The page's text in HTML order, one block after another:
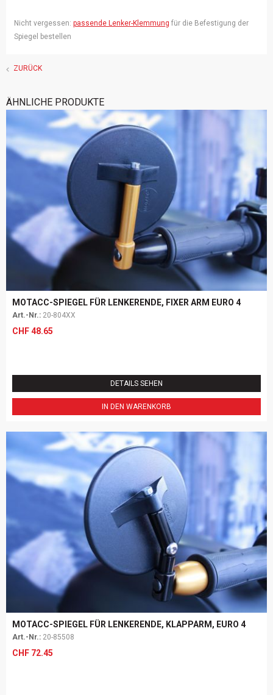
Nicht vergessen: passende Lenker-Klemmung für die Befestigung der
Spiegel bestellen
ZURÜCK
ÄHNLICHE PRODUKTE
MOTACC-SPIEGEL FÜR LENKERENDE, FIXER ARM EURO 4
Art.-Nr.: 20-804XX
CHF48.65
DETAILS SEHEN
IN DEN WARENKORB
MOTACC-SPIEGEL FÜR LENKERENDE, KLAPPARM, EURO 4
Art.-Nr.: 20-85508
CHF 72.45